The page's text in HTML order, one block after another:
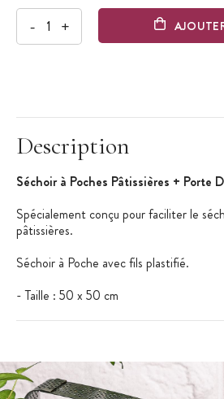
- +
Description
Séchoir à Poches Pâtissières + Porte
Spécialement conçu pour faciliter le
pâtissières.
Séchoir à Poche avec fils plastifié.
- Taille : 50 x 50 cm